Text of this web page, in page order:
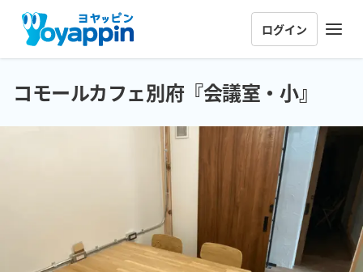
ログイン
コモールカフェ別府『会議室・小』